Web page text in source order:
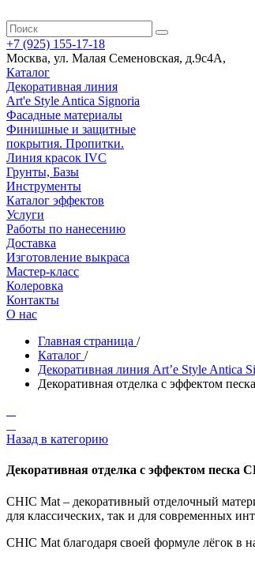
+7 (925) 155-17-18
Москва, ул. Малая Семеновская, д.9с4А,
Каталог
Декоративная линия
Art'e Style Antica Signoria
Фасадные материалы
Финишные и защитные
покрытия. Пропитки.
Линия красок IVC
Грунты, Базы
Инструменты
Каталог эффектов
Услуги
Работы по нанесению
Доставка
Изготовление выкраса
Мастер-класс
Колеровка
Контакты
О нас
Главная страница /
Каталог /
Декоративная линия Art’e Style Antica
Декоративная отделка с эффектом
Назад в категорию
Декоративная отделка с эффектом песка
CHIC Mat – декоративный отделочный
для классических, так и для современных
CHIC Mat благодаря своей формуле лёгок в